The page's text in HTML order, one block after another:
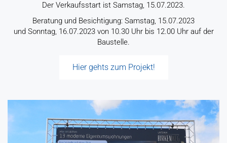
Der Verkaufsstart ist Samstag, 15.07.2023.
Beratung und Besichtigung: Samstag, 15.07.2023
und Sonntag, 16.07.2023 von 10.30 Uhr bis 12.00 Uhr auf der
Baustelle.
Hier gehts zum Projekt!